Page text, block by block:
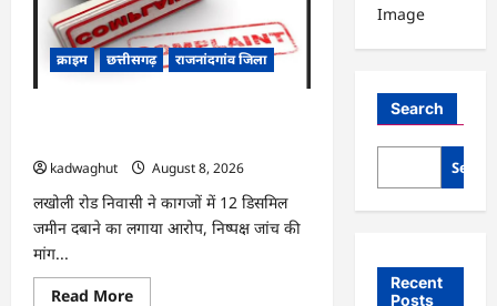
क्राइम छत्तीसगढ़ राजनांदगांव जिला
kadwaghut
August 8, 2026
लखोली रोड निवासी ने कागजों में 12 डिसमिल
जमीन दबाने का लगाया आरोप, निष्पक्ष जांच की
मांग...
Read MoreRead
Search
Recent
Posts